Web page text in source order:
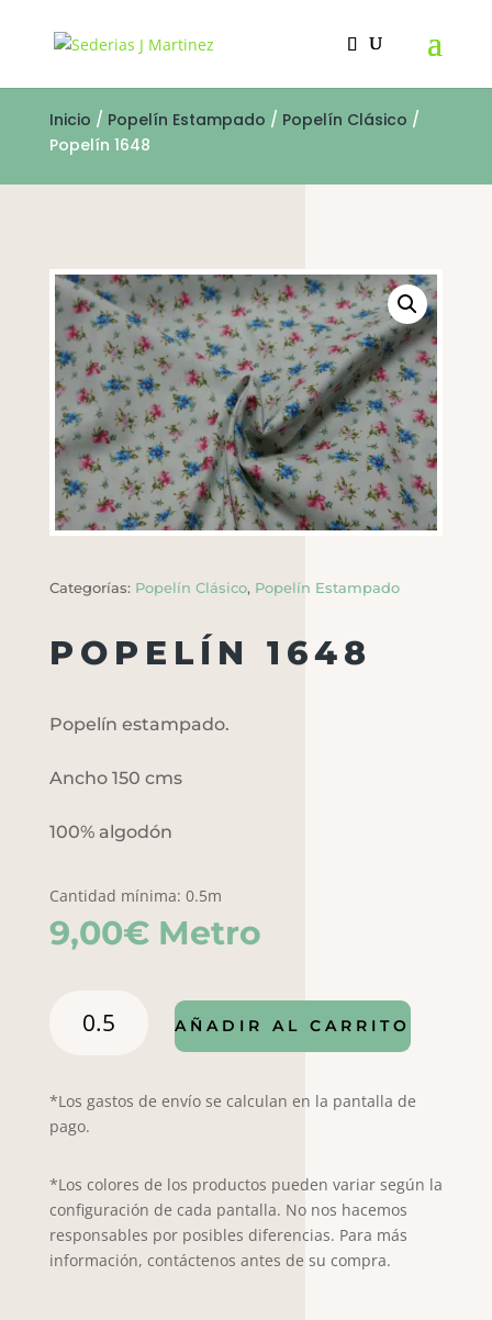
Inicio / Popelín Estampado / Popelín Clásico /
Popelín 1648
Categorías: Popelín Clásico, Popelín Estampado
POPELÍN 1648
Popelín estampado.
Ancho 150 cms
100% algodón
Cantidad mínima: 0.5m
9,00€ Metro
1648
AÑADIR AL CARRITO
*Los gastos de envío se calculan en la pantalla de
pago.
*Los colores de los productos pueden variar según la
configuración de cada pantalla. No nos hacemos
responsables por posibles diferencias. Para más
información, contáctenos antes de su compra.